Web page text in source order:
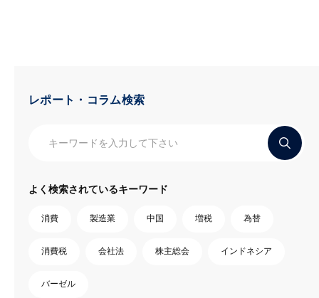
レポート・コラム検索
よく検索されているキーワード
消費 製造業 中国 増税 為替
消費税 会社法 株主総会 インドネシア
バーゼル